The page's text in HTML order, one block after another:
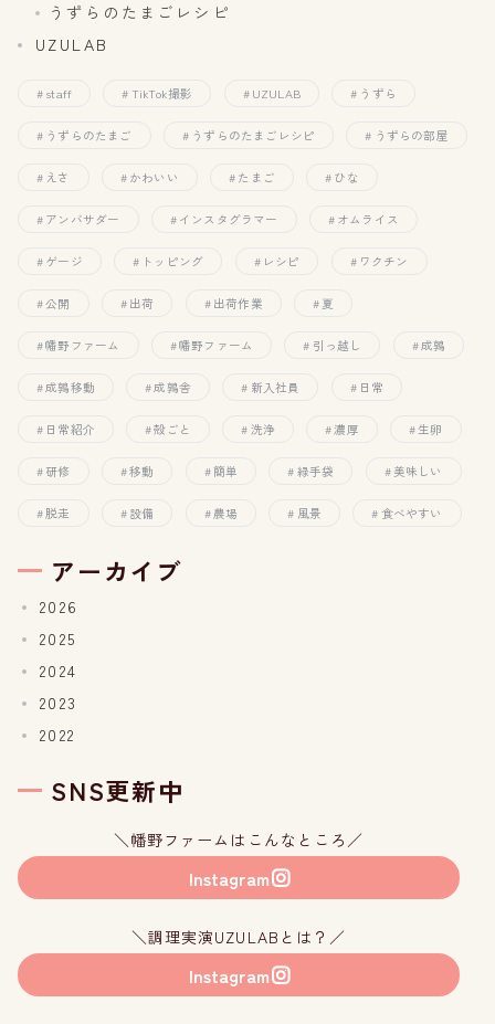
うずらのたまごレシピ
UZULAB
staff TikTok撮影 UZULAB うずら
うずらのたまご うずらのたまごレシピ うずらの部屋
えさ かわいい たまご ひな
アンバサダー インスタグラマー オムライス
ゲージ トッピング レシピ ワクチン
公開 出荷 出荷作業 夏
幡野ファーム 幡野ファーム 引っ越し 成鶉
成鶉移動 成鶉舎 新入社員 日常
日常紹介 殻ごと 洗浄 濃厚 生卵
研修 移動 簡単 緑手袋 美味しい
脱走 設備 農場 風景 食べやすい
アーカイブ
2026
2025
2024
2023
2022
SNS更新中
＼幡野ファームはこんなところ／
Instagram
＼調理実演UZULABとは？／
Instagram